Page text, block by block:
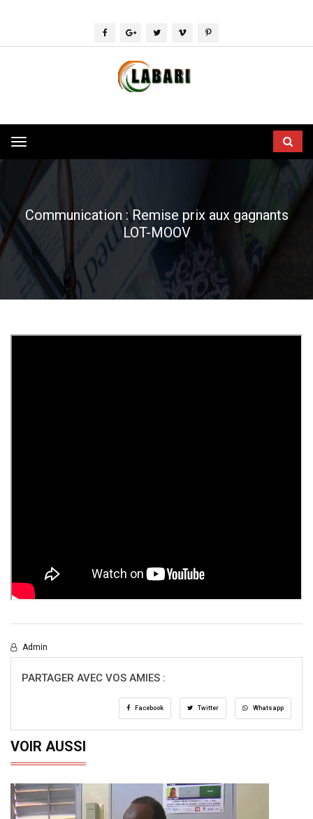
Toggle
navigation
Communication : Remise prix aux gagnants
LOT-MOOV
Admin
PARTAGER AVEC VOS AMIES :
Facebook Twitter Whatsapp
VOIR AUSSI